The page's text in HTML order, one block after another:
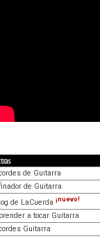
de Guitarra
de Guitarra
de LaCuerda ¡nuevo!
a tocar Guitarra
Guitarra